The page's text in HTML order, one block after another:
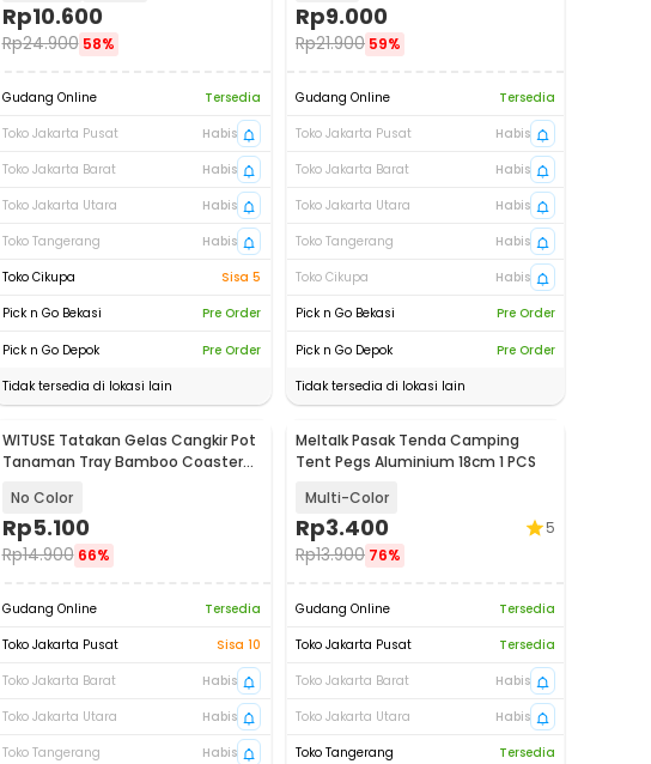
Rp10.600
Rp24.900 58%
Gudang Online
Tersedia
Toko Jakarta Pusat
Habis
Toko Jakarta Barat
Habis
Toko Jakarta Utara
Habis
Toko Tangerang
Habis
Toko Cikupa
Sisa 5
Pick n Go Bekasi
Pre Order
Pick n Go Depok
Pre Order
Tidak tersedia di lokasi lain
Rp9.000
Rp21.900 59%
Gudang Online
Tersedia
Toko Jakarta Pusat
Habis
Toko Jakarta Barat
Habis
Toko Jakarta Utara
Habis
Toko Tangerang
Habis
Toko Cikupa
Habis
Pick n Go Bekasi
Pre Order
Pick n Go Depok
Pre Order
Tidak tersedia di lokasi lain
WITUSE Tatakan Gelas Cangkir Pot
Tanaman Tray Bamboo Coaster
No Color
Rp5.100
Rp14.900 66%
Gudang Online
Tersedia
Toko Jakarta Pusat
Sisa 10
Toko Jakarta Barat
Habis
Toko Jakarta Utara
Habis
Toko Tangerang
Habis
Meltalk Pasak Tenda Camping
Tent Pegs Aluminium 18cm 1 PCS
Multi-Color
Rp3.400
Rp13.900 76%
5
Gudang Online
Tersedia
Toko Jakarta Pusat
Tersedia
Toko Jakarta Barat
Habis
Toko Jakarta Utara
Habis
Toko Tangerang
Tersedia